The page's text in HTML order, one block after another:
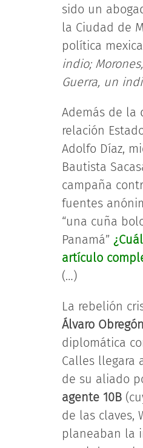
sido un
la Ciudad de
política
indio;
Guerra, un
Además de la
relación
Adolfo Díaz,
Bautista
campaña
fuentes
“una cuña
Panamá”
artículo
(…)
La rebelión
Álvaro Obregón
diplomática
Calles llegara
de su aliado
agente 10B
de las claves,
planeaban la